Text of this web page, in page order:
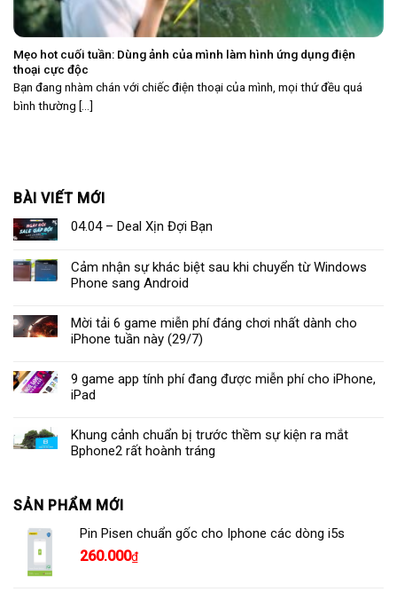
Mẹo hot cuối tuần: Dùng ảnh của mình làm hình ứng dụng điện
thoại cực độc
Bạn đang nhàm chán với chiếc điện thoại của mình, mọi thứ đều quá
bình thường [...]
BÀI VIẾT MỚI
04.04 – Deal Xịn Đợi Bạn
Cảm nhận sự khác biệt sau khi chuyển từ Windows
Phone sang Android
Mời tải 6 game miễn phí đáng chơi nhất dành cho
iPhone tuần này (29/7)
9 game app tính phí đang được miễn phí cho iPhone,
iPad
Khung cảnh chuẩn bị trước thềm sự kiện ra mắt
Bphone2 rất hoành tráng
SẢN PHẨM MỚI
Pin Pisen chuẩn gốc cho Iphone các dòng i5s
260.000₫